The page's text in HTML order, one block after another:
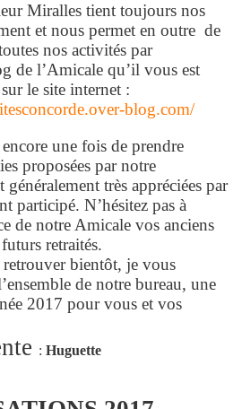
Miralles tient toujours nos
et nous permet en outre de
nos activités par
de l’Amicale qu’il vous est
le site internet :
blog.com/
une fois de prendre
proposées par notre
très appréciées par
participé. N’hésitez pas à
de notre Amicale vos anciens
retraités.
bientôt, je vous
de notre bureau, une
2017 pour vous et vos
:Huguette